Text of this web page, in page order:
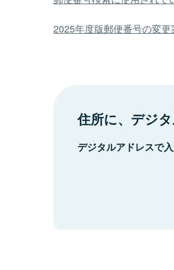
2025年度版郵便番号の変更
住所に、デジタ
デジタルアドレスで